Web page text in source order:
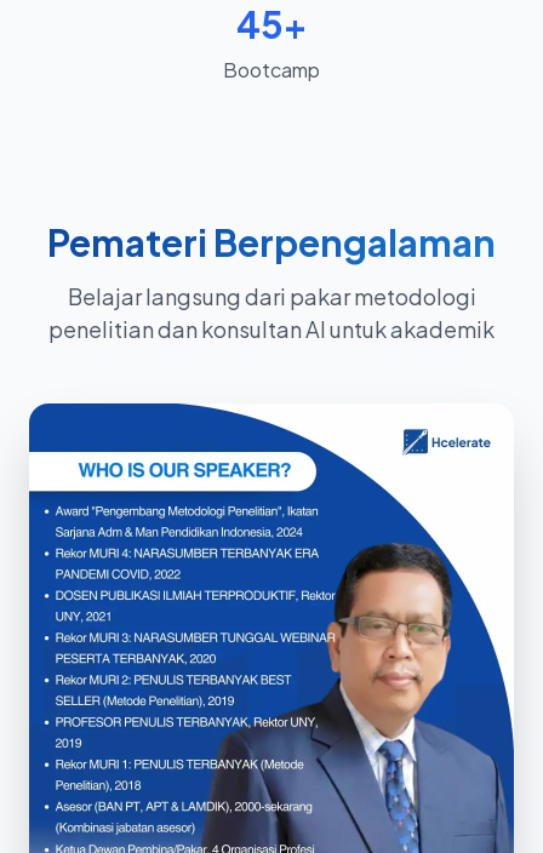
45+
Bootcamp
Pemateri Berpengalaman
Belajar langsung dari pakar metodologi
penelitian dan konsultan AI untuk akademik